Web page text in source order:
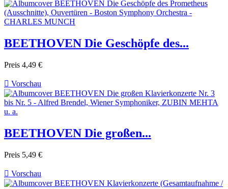
BEETHOVEN Die Geschöpfe des...
Preis 4,49 €
 Vorschau
BEETHOVEN Die großen...
Preis 5,49 €
 Vorschau